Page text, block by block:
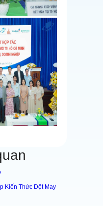
Kiến Thức Dệt May